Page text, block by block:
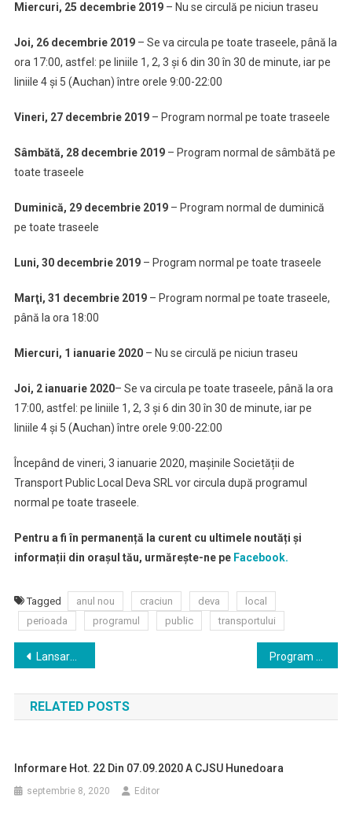
Miercuri, 25 decembrie 2019– Nu se circulă pe niciun traseu
Joi, 26 decembrie 2019– Se va circula pe toate traseele, până la
ora 17:00, astfel: pe liniile 1, 2, 3 şi 6 din 30 în 30 de minute, iar pe
liniile 4 şi 5 (Auchan) între orele 9:00-22:00
Vineri, 27 decembrie 2019– Program normal pe toate traseele
Sâmbătă, 28 decembrie 2019– Program normal de sâmbătă pe
toate traseele
Duminică, 29 decembrie 2019– Program normal de duminică
pe toate traseele
Luni, 30 decembrie 2019– Program normal pe toate traseele
Marţi, 31 decembrie 2019– Program normal pe toate traseele,
până la ora 18:00
Miercuri, 1 ianuarie 2020– Nu se circulă pe niciun traseu
Joi, 2 ianuarie 2020– Se va circula pe toate traseele, până la ora
17:00, astfel: pe liniile 1, 2, 3 şi 6 din 30 în 30 de minute, iar pe
liniile 4 şi 5 (Auchan) între orele 9:00-22:00
Începând de vineri, 3 ianuarie 2020, mașinile Societății de
Transport Public Local Deva SRL vor circula după programul
normal pe toate traseele.
Pentru a fi în permanență la curent cu ultimele noutăți și
informații din orașul tău, urmărește-ne peFacebook.
Tagged anul nou craciun deva
local
perioada
programul public transportului
Navigare
în
articole
Lansare de carte
RELATED POSTS
Informare Hot. 22 Din 07.09.2020 A CJSU Hunedoara
septembrie 8, 2020 Editor